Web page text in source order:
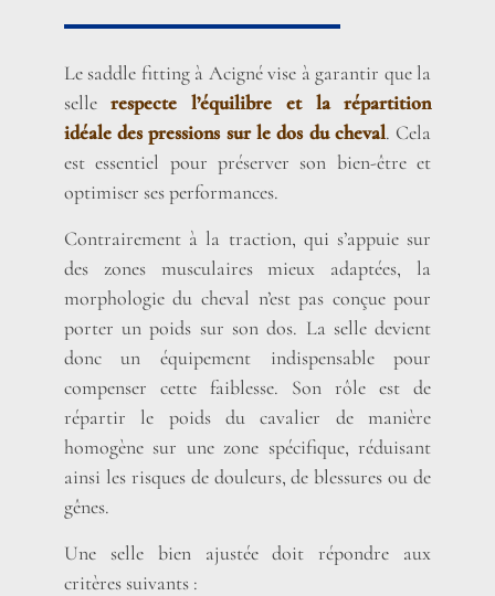
Le saddle fitting à Acigné vise à garantir que la
sellerespecte l’équilibre et la répartition
idéale des pressions sur le dos du cheval. Cela
est essentiel pour préserver son bien-être et
optimiser ses performances.
Contrairement à la traction, qui s’appuie sur
des zones musculaires mieux adaptées, la
morphologie du cheval n’est pas conçue pour
porter un poids sur son dos. La selle devient
donc un équipement indispensable pour
compenser cette faiblesse. Son rôle est de
répartir le poids du cavalier de manière
homogène sur une zone spécifique, réduisant
ainsi les risques de douleurs, de blessures ou de
gênes.
Une selle bien ajustée doit répondre aux
critères suivants :